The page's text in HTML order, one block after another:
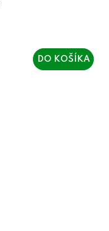
DO KOŠÍKA